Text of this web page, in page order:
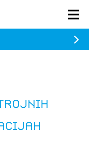
PRIJAVA
imenom in geslom.
na